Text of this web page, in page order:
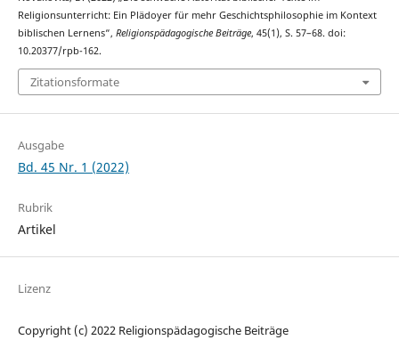
Religionsunterricht: Ein Plädoyer für mehr Geschichtsphilosophie im Kontext
biblischen Lernens“, Religionspädagogische Beiträge, 45(1), S. 57–68. doi:
10.20377/rpb-162.
Zitationsformate
Ausgabe
Bd. 45 Nr. 1 (2022)
Rubrik
Artikel
Lizenz
Copyright (c) 2022 Religionspädagogische Beiträge